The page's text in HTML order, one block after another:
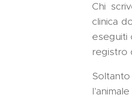
Chi
clinica
eseguiti
registro